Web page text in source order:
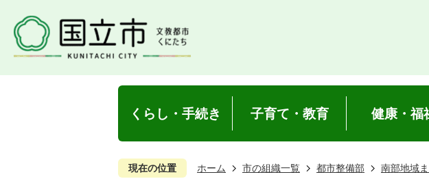
くらし・手続き 子育て・教育 健康・福
現在の位置 ホーム 市の組織一覧 都市整備部 南部地域